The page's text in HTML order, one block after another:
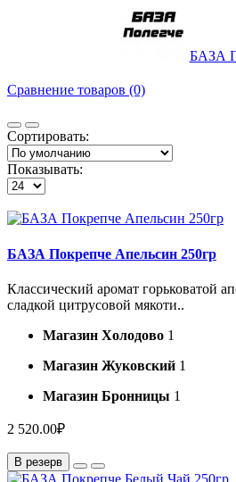
БАЗА
Сравнение товаров (0)
Сортировать:
Показывать:
БАЗА Покрепче Апельсин 250гр
Классический аромат горьковатой
сладкой цитрусовой мякоти..
Магазин Холодово 1
Магазин Жуковский 1
Магазин Бронницы 1
2 520.00₽
В резерв